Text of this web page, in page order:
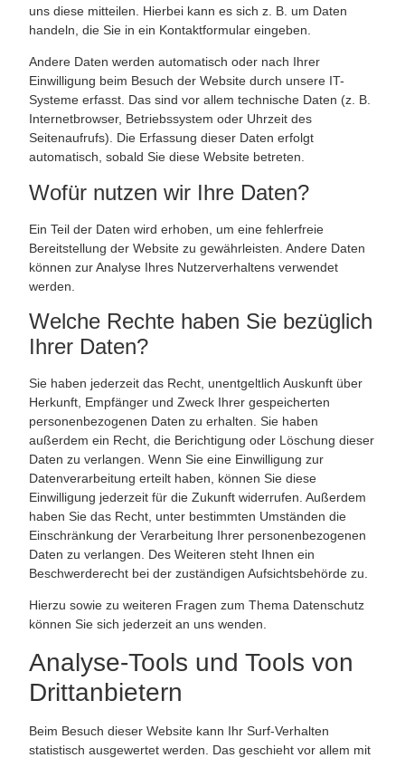
uns diese mitteilen. Hierbei kann es sich z. B. um Daten
handeln, die Sie in ein Kontaktformular eingeben.
Andere Daten werden automatisch oder nach Ihrer
Einwilligung beim Besuch der Website durch unsere IT-
Systeme erfasst. Das sind vor allem technische Daten (z. B.
Internetbrowser, Betriebssystem oder Uhrzeit des
Seitenaufrufs). Die Erfassung dieser Daten erfolgt
automatisch, sobald Sie diese Website betreten.
Wofür nutzen wir Ihre Daten?
Ein Teil der Daten wird erhoben, um eine fehlerfreie
Bereitstellung der Website zu gewährleisten. Andere Daten
können zur Analyse Ihres Nutzerverhaltens verwendet
werden.
Welche Rechte haben Sie bezüglich
Ihrer Daten?
Sie haben jederzeit das Recht, unentgeltlich Auskunft über
Herkunft, Empfänger und Zweck Ihrer gespeicherten
personenbezogenen Daten zu erhalten. Sie haben
außerdem ein Recht, die Berichtigung oder Löschung dieser
Daten zu verlangen. Wenn Sie eine Einwilligung zur
Datenverarbeitung erteilt haben, können Sie diese
Einwilligung jederzeit für die Zukunft widerrufen. Außerdem
haben Sie das Recht, unter bestimmten Umständen die
Einschränkung der Verarbeitung Ihrer personenbezogenen
Daten zu verlangen. Des Weiteren steht Ihnen ein
Beschwerderecht bei der zuständigen Aufsichtsbehörde zu.
Hierzu sowie zu weiteren Fragen zum Thema Datenschutz
können Sie sich jederzeit an uns wenden.
Analyse-Tools und Tools von
Dritt­anbietern
Beim Besuch dieser Website kann Ihr Surf-Verhalten
statistisch ausgewertet werden. Das geschieht vor allem mit